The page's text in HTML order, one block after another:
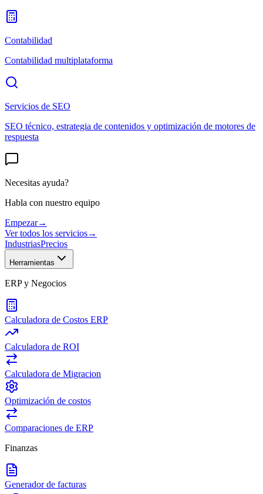
Contabilidad
Contabilidad multiplataforma
Servicios de SEO
SEO técnico, estrategia de contenidos y optimización de motores de
respuesta
Necesitas ayuda?
Habla con nuestro equipo
Empezar→
Ver todos los servicios→
IndustriasPrecios
Herramientas
ERP y Negocios
Calculadora de Costos ERP
Calculadora de ROI
Calculadora de Migracion
Optimización de costos
Comparaciones de ERP
Finanzas
Generador de facturas